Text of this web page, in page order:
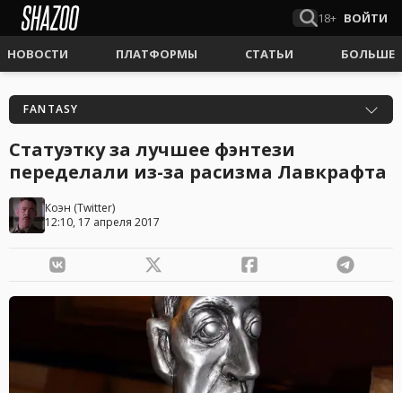
18+ ВОЙТИ
НОВОСТИ ПЛАТФОРМЫ СТАТЬИ БОЛЬШЕ
FANTASY
Статуэтку за лучшее фэнтези
переделали из-за расизма Лавкрафта
Коэн (Twitter)
12:10, 17 апреля 2017